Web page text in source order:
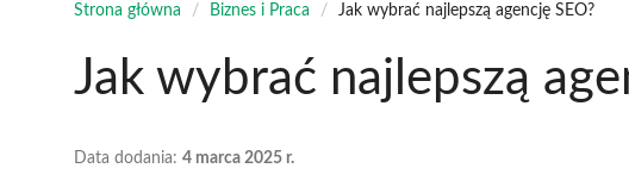
Strona główna / Biznes i Praca / Jak wybrać najlepszą agencję SEO?
Jak wybrać najlepszą
Data dodania: 4 marca 2025 r.